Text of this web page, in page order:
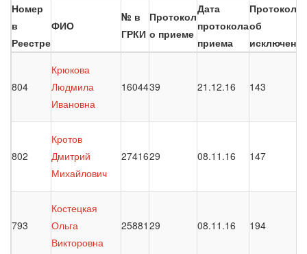
Номер
в
Реестре
ФИО
№ в
ГРКИ
Протокол
о приеме
Дата
протокола
приема
Протокол
об
804
Крюкова
Людмила
Ивановна
1604439 21.12.16 143
802
Кротов
Дмитрий
Михайлович
2741629 08.11.16 147
793
Костецкая
Ольга
Викторовна
25881 29 08.11.16 194